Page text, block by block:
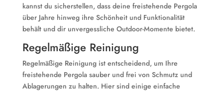
kannst du sicherstellen, dass deine freistehende Pergola
über Jahre hinweg ihre Schönheit und Funktionalität
behält und dir unvergessliche Outdoor-Momente bietet.
Regelmäßige Reinigung
Regelmäßige Reinigung ist entscheidend, um Ihre
freistehende Pergola sauber und frei von Schmutz und
Ablagerungen zu halten. Hier sind einige einfache